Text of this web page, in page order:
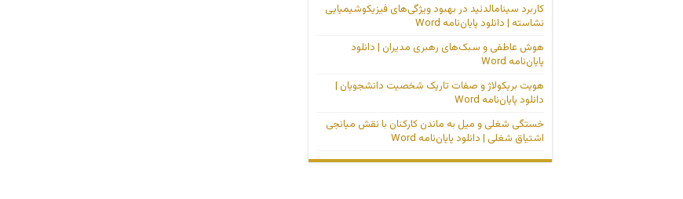
کاربرد سینامالدئید در بهبود ویژگی‌های فیزیکوشیمیایی
نشاسته | دانلود پایان‌نامه Word
هوش عاطفی و سبک‌های رهبری مدیران | دانلود
پایان‌نامه Word
هویت بریکولاژ و صفات تاریک شخصیت دانشجویان |
دانلود پایان‌نامه Word
خستگی شغلی و میل به ماندن کارکنان با نقش میانجی
اشتیاق شغلی | دانلود پایان‌نامه Word